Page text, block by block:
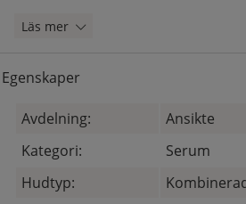
Läs mer
Egenskaper
Avdelning:
Ansikte
Kategori:
Serum
Hudtyp: